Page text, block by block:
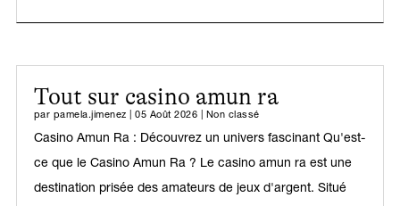
Tout sur casino amun ra
par pamela.jimenez |05 Août 2026 Non classé
Casino Amun Ra : Découvrez un univers fascinant Qu'est-
ce que le Casino Amun Ra ? Le casino amun ra est une
destination prisée des amateurs de jeux d'argent. Situé